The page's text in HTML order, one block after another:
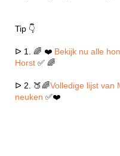
Tip 👇
ᐅ 1. 🌈 ❤️ Bekijk nu alle
Horst ✅ 🌈
ᐅ 2. 🍑🌈Volledige lijst van
neuken ✅❤️